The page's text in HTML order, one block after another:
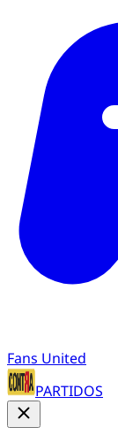
Fans United
PARTIDOS